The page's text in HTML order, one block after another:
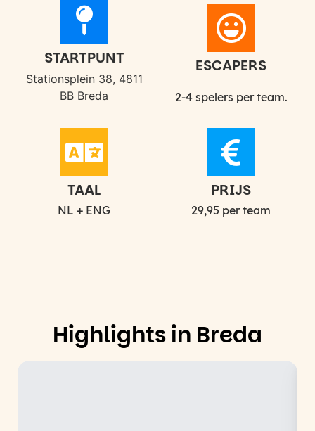
STARTPUNT​
Stationsplein 38, 4811
BB Breda
ESCAPERS
2-4 spelers per team.
TAAL
NL + ENG
PRIJS
29,95 per team
Highlights in Breda